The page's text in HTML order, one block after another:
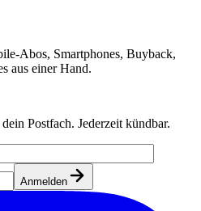
Abos, Smartphones, Buyback,
aus einer Hand.
Postfach. Jederzeit kündbar.
Anmelden